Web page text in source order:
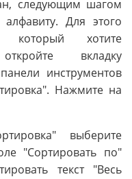
следующим шагом
Для этого
который хотите
вкладку
инструментов
Нажмите на
выберите
"Сортировать по"
текст "Весь